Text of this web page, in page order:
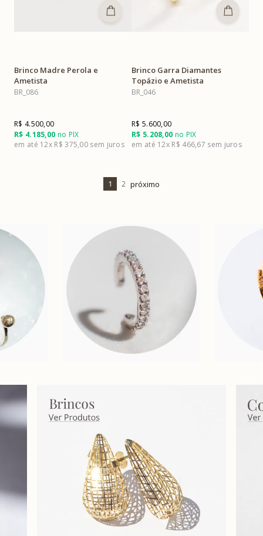
Brinco Madre Perola e
Ametista
BR_086
R$ 4.185,00 no PIX
R$ 4.500,00
12x R$ 375,00
Brinco Garra Diamantes
Topázio e Ametista
BR_046
R$ 5.208,00 no PIX
R$ 5.600,00
12x R$ 466,67
1 2